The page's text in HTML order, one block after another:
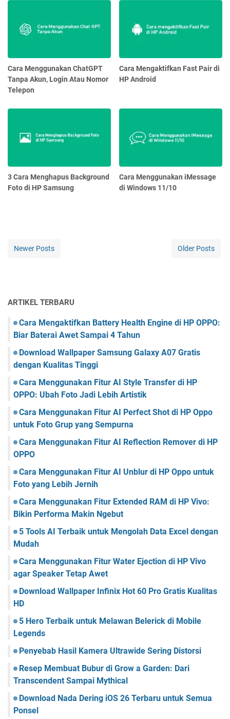
Cara Menggunakan ChatGPT
Tanpa Akun, Login Atau Nomor
Telepon
Cara Mengaktifkan Fast Pair di
HP Android
3 Cara Menghapus Background
Foto di HP Samsung
Cara Menggunakan iMessage
di Windows 11/10
Newer Posts Older Posts
ARTIKEL TERBARU
Cara Mengaktifkan Battery Health Engine di HP OPPO:
Biar Baterai Awet Sampai 4 Tahun
Download Wallpaper Samsung Galaxy A07 Gratis
dengan Kualitas Tinggi
Cara Menggunakan Fitur AI Style Transfer di HP
OPPO: Ubah Foto Jadi Lebih Artistik
Cara Menggunakan Fitur AI Perfect Shot di HP Oppo
untuk Foto Grup yang Sempurna
Cara Menggunakan Fitur AI Reflection Remover di HP
OPPO
Cara Menggunakan Fitur AI Unblur di HP Oppo untuk
Foto yang Lebih Jernih
Cara Menggunakan Fitur Extended RAM di HP Vivo:
Bikin Performa Makin Ngebut
5 Tools AI Terbaik untuk Mengolah Data Excel dengan
Mudah
Cara Menggunakan Fitur Water Ejection di HP Vivo
agar Speaker Tetap Awet
Download Wallpaper Infinix Hot 60 Pro Gratis Kualitas
HD
5 Hero Terbaik untuk Melawan Belerick di Mobile
Legends
Penyebab Hasil Kamera Ultrawide Sering Distorsi
Resep Membuat Bubur di Grow a Garden: Dari
Transcendent Sampai Mythical
Download Nada Dering iOS 26 Terbaru untuk Semua
Ponsel